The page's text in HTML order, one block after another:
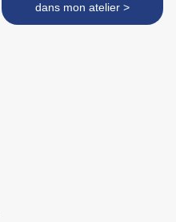
dans mon atelier >